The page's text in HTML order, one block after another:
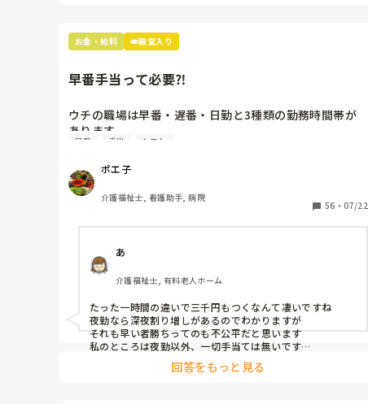
このまま続けて、どれ程の給料になるのか
参考にしたいです。
地域差はあると思いますが
勤続年数(介護歴) 初任給と今の給料を教えて下さい
ボーナスが少ないので副業を考えています
手取り30万には、責任者か何かじゃない限りはなかなかな
らないですね
考えてみれば、30年近く勤めていても、お給料はさほど変
わっていないですね
時代が変わっても介護職の待遇はあまり変わらないです
お金・給料 👑殿堂入り
早番手当って必要⁈
ウチの職場は早番・遅番・日勤と3種類の勤務時間帯が
あります。
日勤は手当はありませんが、他は一回¥3,000の手当が付
遅番は日勤が帰った後、一人で退勤時間までこなさなけ
ればいけないため、負担が大きく手当は必要でしょうけ
ど、早番は日勤より一時間早く来てお茶出し等の朝食の
仮に何らかのアクシデント（患者の失禁対応等）で業務
が遅れても、後から来る日勤の方がカバーしてくれま
一時間早く来るだけでそれだけ手当がもらえるため、職
員は早番の奪い合いとなります。（次月の希望勤務表は
早く書いたもの勝ちです）
早番 手当 シフト
ポエ子
介護福祉士, 看護助手, 病院
56 ・ 07/22
あ
介護福祉士, 有料老人ホーム
たった一時間の違いで三千円もつくなんて凄いですね
夜勤なら深夜割り増しがあるのでわかりますが
それも早い者勝ちってのも不公平だと思います
私のところは夜勤以外、一切手当ては無いです
それこそ朝五時くらいからの出勤なら手当てはあっても良
いのかと思いますが、そうじゃなさそうですし
回答をもっと見る